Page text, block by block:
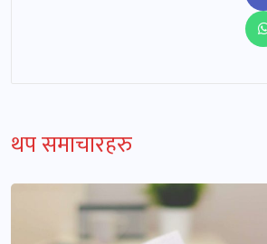
थप समाचारहरु